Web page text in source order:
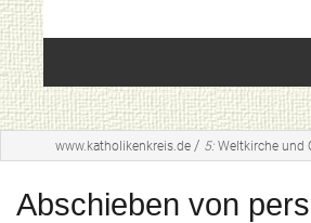
Startseite
Unsere Leitideen
Kompakt
www.katholikenkreis.de / 5: Weltkirche und
Abschieben von